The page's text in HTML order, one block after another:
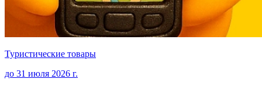
Туристические товары
до 31 июля 2026 г.